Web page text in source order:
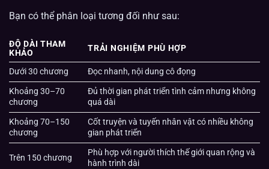
Bạn có thể phân loại tương đối như sau:
ĐỘ DÀI THAM
KHẢO
TRẢI NGHIỆM PHÙ HỢP
Dưới 30 chương
Đọc nhanh, nội dung cô đọng
Khoảng 30–70
chương
Đủ thời gian phát triển tình cảm nhưng không
quá dài
Khoảng 70–150
chương
Cốt truyện và tuyến nhân vật có nhiều không
gian phát triển
Trên 150 chương
Phù hợp với người thích thế giới quan rộng và
hành trình dài